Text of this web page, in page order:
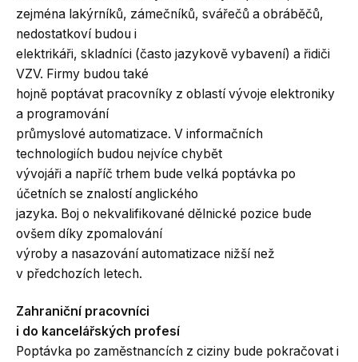
zejména lakýrníků, zámečníků, svářečů a obráběčů,
nedostatkoví budou i
elektrikáři, skladníci (často jazykově vybavení) a řidiči
VZV. Firmy budou také
hojně poptávat pracovníky z oblastí vývoje elektroniky
a programování
průmyslové automatizace. V informačních
technologiích budou nejvíce chybět
vývojáři a napříč trhem bude velká poptávka po
účetních se znalostí anglického
jazyka. Boj o nekvalifikované dělnické pozice bude
ovšem díky zpomalování
výroby a nasazování automatizace nižší než
v předchozích letech.
Zahraniční pracovníci
i do kancelářských profesí
Poptávka po zaměstnancích z ciziny bude pokračovat i